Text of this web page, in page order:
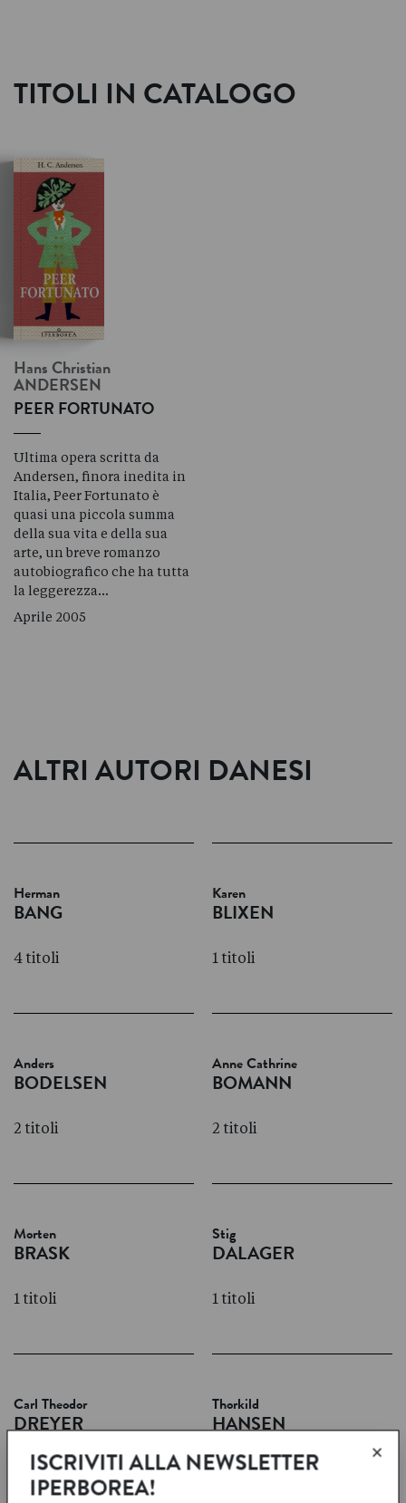
TITOLI IN CATALOGO
Hans Christian
ANDERSEN
PEER FORTUNATO
Ultima opera scritta da
Andersen, finora inedita in
Italia, Peer Fortunato è
quasi una piccola summa
della sua vita e della sua
arte, un breve romanzo
autobiografico che ha tutta
la leggerezza…
Aprile 2005
ALTRI AUTORI DANESI
Herman
BANG
4 titoli
Karen
BLIXEN
1 titoli
Anders
BODELSEN
2 titoli
Anne Cathrine
BOMANN
2 titoli
Morten
BRASK
1 titoli
Stig
DALAGER
1 titoli
Carl Theodor
DREYER
1 titoli
Thorkild
HANSEN
8 titoli
×
ISCRIVITI ALLA NEWSLETTER
IPERBOREA!